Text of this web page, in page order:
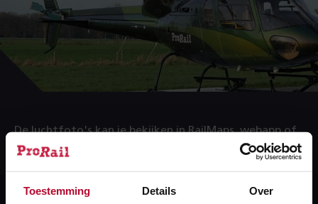
Toestemming Details Over
De luchtfoto's kan je bekijken in RailMaps, webapp of
service.
RailMaps